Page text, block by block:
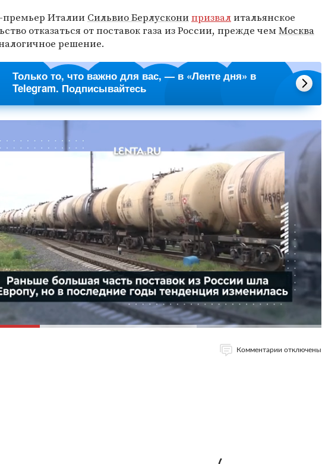
премьер Италии Сильвио Берлусконипризвалитальянское
отказаться от поставок газа из России, прежде чемМосква
решение.
Только то, что важно для вас, — в «Ленте дня» в
Telegram. Подписывайтесь
Комментарии отключены